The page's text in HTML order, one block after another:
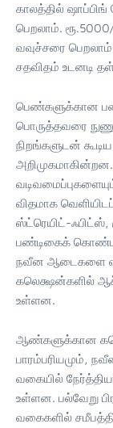
காலத்தில்
பெறலாம்.
வவுச்சரை
சதவிதம் உடனடி
பெண்களுக்கான
பொருத்தவரை
நிறங்களுடன்
விதமாக
ஸ்ட்ரெயிட்-
பண்டிகைக்
நவீன ஆடைகளை
கலெக்ஷன்களில்
உள்ளன.
ஆண்களுக்கான
பாரம்பரியமும்,
வகையில்
உள்ளன. பல்வேறு
வகைகளில்